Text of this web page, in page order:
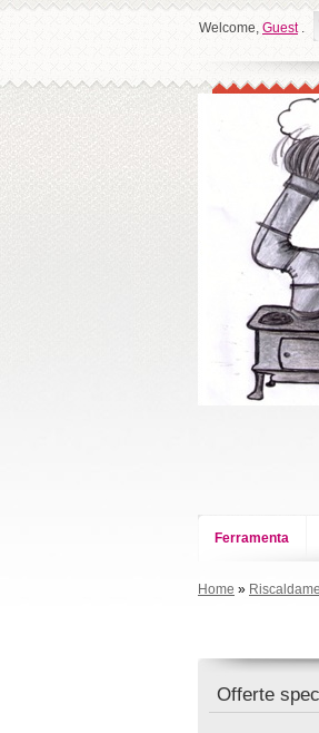
Welcome, Guest.
Ferramenta
Home »
Offerte